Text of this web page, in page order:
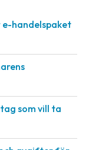
handelspaket
som vill ta